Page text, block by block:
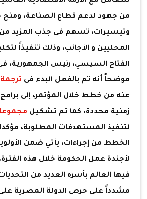
من جهود لدعم قطاع الصناعة، ومنح
وتيسيرات، تسهم فى جذب المزيد
المحليين و الأجانب، وذلك تنفيذاً
الفتاح السيسي، رئيس الجمهورية،
موضحاً أنه تم بالفعل البدء فى ترجمة
عنه من خطط خلال المؤتمر، إلى
زمنية محددة، كما تم تشكيل
لتنفيذ المستهدفات المطلوبة،
الخطط من إجراءات، يأتي ضمن
لأجندة عمل الحكومة خلال هذه الفترة،
فيها العالم بأسره العديد من
مشدداً على حرص الدولة المصرية